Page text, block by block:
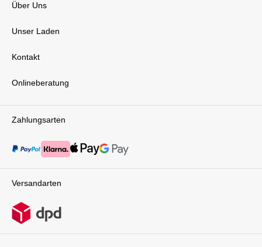
Zahlungsarten
Versandarten
Über Uns
Unser Laden
Kontakt
Onlineberatung